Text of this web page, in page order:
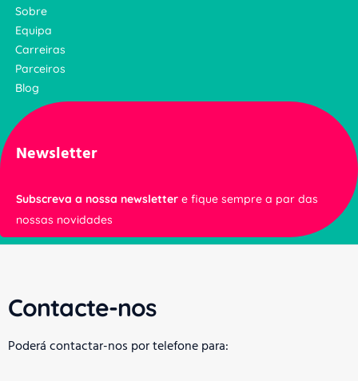
Sobre
Equipa
Carreiras
Parceiros
Blog
Newsletter
Subscreva a nossa newsletter e fique sempre a par das
nossas novidades
Contacte-nos
Poderá contactar-nos por telefone para: